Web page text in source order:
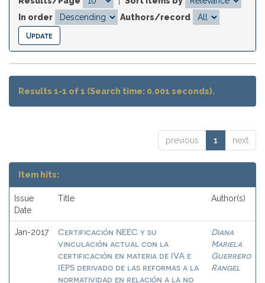
In order
Authors/record
Results 1-1 of 1 (Search time: 0.001 seconds).
previous 1 next
Item hits:
Issue
Date
Title Author(s)
Jan-2017
Certificación NEEC y su
vinculación actual con la
certificación en materia de IVA e
IEPS derivado de las reformas a la
normatividad en relación a la no
Diana
Mariela
Guerrero
Rangel